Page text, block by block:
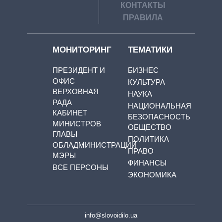
КОНТАКТЫ
ПРАВИЛА
МОНИТОРИНГ
ПРЕЗИДЕНТ И
ОФИС
ВЕРХОВНАЯ
РАДА
КАБИНЕТ
МИНИСТРОВ
ГЛАВЫ
ОБЛАДМИНИСТРАЦИЙ
МЭРЫ
ВСЕ ПЕРСОНЫ
ТЕМАТИКИ
БИЗНЕС
КУЛЬТУРА
НАУКА
НАЦИОНАЛЬНАЯ
БЕЗОПАСНОСТЬ
ОБЩЕСТВО
ПОЛИТИКА
ПРАВО
ФИНАНСЫ
ЭКОНОМИКА
info@slovoidilo.ua